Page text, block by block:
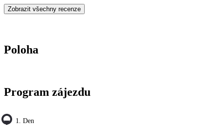
Zobrazit všechny recenze
Poloha
Program zájezdu
1. Den